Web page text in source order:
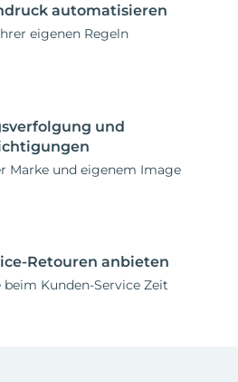
automatisieren
eigenen Regeln
und
Marke und eigenem Image
Retouren anbieten
beim Kunden-Service Zeit